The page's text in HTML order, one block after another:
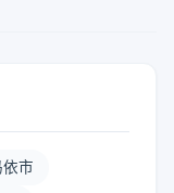
市